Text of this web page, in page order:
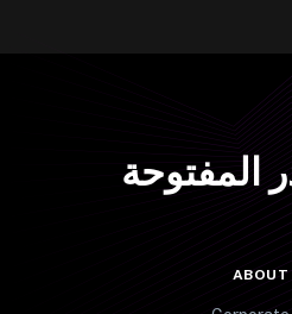
المفتوحة